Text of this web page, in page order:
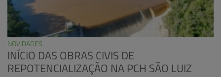
NOVIDADES
INÍCIO DAS OBRAS CIVIS DE
REPOTENCIALIZAÇÃO NA PCH SÃO LUIZ